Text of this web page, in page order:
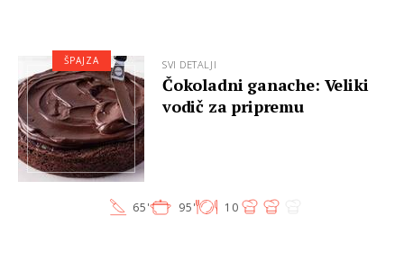
SVI DETALJI
Čokoladni ganache: Veliki
vodič za pripremu
65' 95' 10
ŠPAJZA